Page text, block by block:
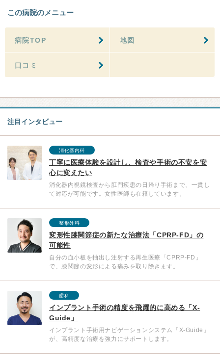
この病院のメニュー
病院TOP 地図
口コミ
注目インタビュー
消化器内科
丁寧に医療体験を設計し、検査や手術の不安を安
心に変えたい
消化器内視鏡検査から肛門疾患の日帰り手術まで、一貫し
て対応が可能です。女性医師も在籍しています。
整形外科
変形性膝関節症の新たな治療法「CPRP-FD」の
可能性
自分の血小板を抽出し注射する再生医療「CPRP-FD」
で、膝関節の変形による痛みを取り除きます。
歯科
インプラント手術の精度を飛躍的に高める「X-
Guide」
インプラント手術用ナビゲーションシステム「X-Guide」
が、高精度な治療を強力にサポートします。